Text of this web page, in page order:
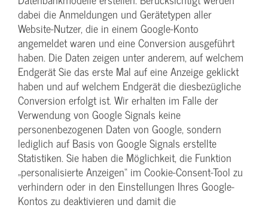
dabei die Anmeldungen und Gerätetypen aller
Website-Nutzer, die in einem Google-Konto
angemeldet waren und eine Conversion ausgeführt
haben. Die Daten zeigen unter anderem, auf welchem
Endgerät Sie das erste Mal auf eine Anzeige geklickt
haben und auf welchem Endgerät die diesbezügliche
Conversion erfolgt ist. Wir erhalten im Falle der
Verwendung von Google Signals keine
personenbezogenen Daten von Google, sondern
lediglich auf Basis von Google Signals erstellte
Statistiken. Sie haben die Möglichkeit, die Funktion
„personalisierte Anzeigen“ im Cookie-Consent-Tool zu
verhindern oder in den Einstellungen Ihres Google-
Kontos zu deaktivieren und damit die